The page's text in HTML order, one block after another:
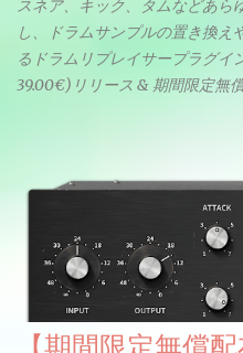
スネア、キック、タムなどあら
し、ドラムサンプルの置き換
るドラムリプレイサープラグ
39.00€)リリース & 期間限定無償
【期間限定無償